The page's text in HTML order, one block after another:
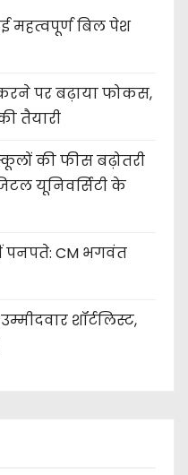
बिल पेश
पर बढ़ाया फोकस,
तैयारी
की फीस बढ़ोतरी
यूनिवर्सिटी के
CM भगवंत
शॉर्टलिस्ट,